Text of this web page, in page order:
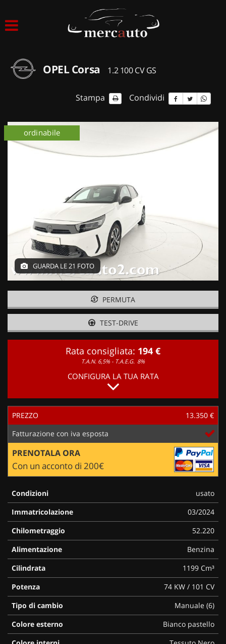
ACQUISTIAMO USATO
NOLEGGIO AUTO
NOLEGGIO BREVE TERMINE
CONTATTI
OPEL Corsa 1.2 100 CV GS
Stampa Condividi
ordinabile
GUARDA LE 21 FOTO
PERMUTA
TEST-DRIVE
Rata consigliata: 194 €
T.A.N. 6,5% - T.A.E.G. 8%
CONFIGURA LA TUA RATA
PREZZO
13.350 €
Fatturazione con iva esposta
PRENOTALA ORA
Con un acconto di 200€
Condizioni
usato
Immatricolazione
03/2024
Chilometraggio
52.220
Alimentazione
Benzina
Cilindrata
1199 Cm³
Potenza
74 KW / 101 CV
Tipo di cambio
Manuale (6)
Colore esterno
Bianco pastello